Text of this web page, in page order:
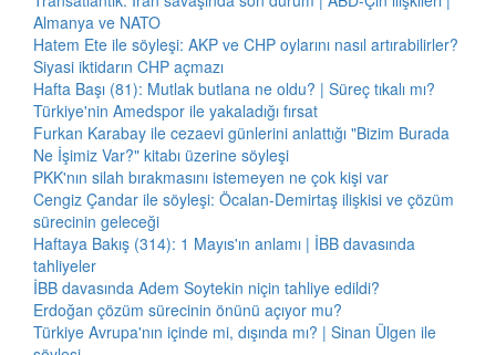
Almanya ve NATO
Hatem Ete ile söyleşi: AKP ve CHP oylarını nasıl artırabilirler?
Siyasi iktidarın CHP açmazı
Hafta Başı (81): Mutlak butlana ne oldu? | Süreç tıkalı mı?
Türkiye'nin Amedspor ile yakaladığı fırsat
Furkan Karabay ile cezaevi günlerini anlattığı "Bizim Burada
Ne İşimiz Var?" kitabı üzerine söyleşi
PKK'nın silah bırakmasını istemeyen ne çok kişi var
Cengiz Çandar ile söyleşi: Öcalan-Demirtaş ilişkisi ve çözüm
sürecinin geleceği
Haftaya Bakış (314): 1 Mayıs'ın anlamı | İBB davasında
tahliyeler
İBB davasında Adem Soytekin niçin tahliye edildi?
Erdoğan çözüm sürecinin önünü açıyor mu?
Türkiye Avrupa'nın içinde mi, dışında mı? | Sinan Ülgen ile